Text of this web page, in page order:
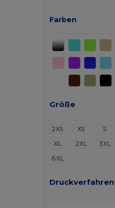
Farben
Größe
2XS XS S
XL
2XL 3XL
6XL
Druckverfahren